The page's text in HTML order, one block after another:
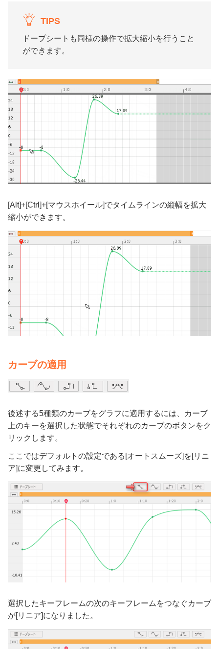
TIPS
ドープシートも同様の操作で拡大縮小を行うこと
ができます。
[Alt]+[Ctrl]+[マウスホイール]でタイムラインの縦幅を拡大
縮小ができます。
カーブの適用
後述する5種類のカーブをグラフに適用するには、カーブ
上のキーを選択した状態でそれぞれのカーブのボタンをク
リックします。
ここではデフォルトの設定である[オートスムーズ]を[リニ
ア]に変更してみます。
選択したキーフレームの次のキーフレームをつなぐカーブ
が[リニア]になりました。